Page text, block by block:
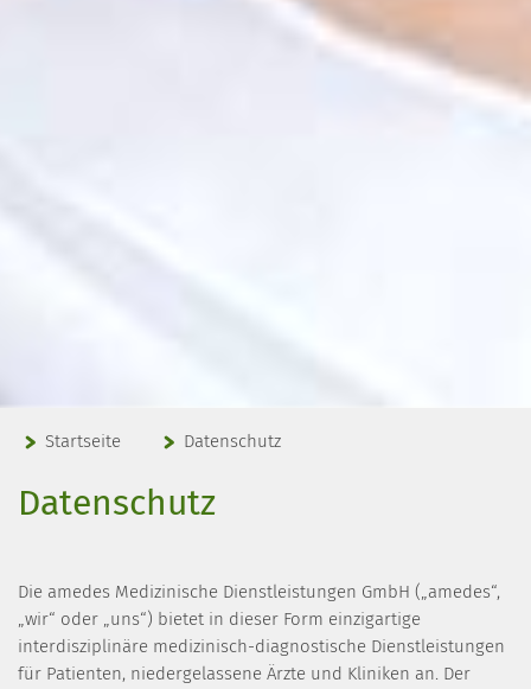
Startseite Datenschutz
Datenschutz
Die amedes Medizinische Dienstleistungen GmbH („amedes“,
„wir“ oder „uns“) bietet in dieser Form einzigartige
interdisziplinäre medizinisch-diagnostische Dienstleistungen
für Patienten, niedergelassene Ärzte und Kliniken an. Der